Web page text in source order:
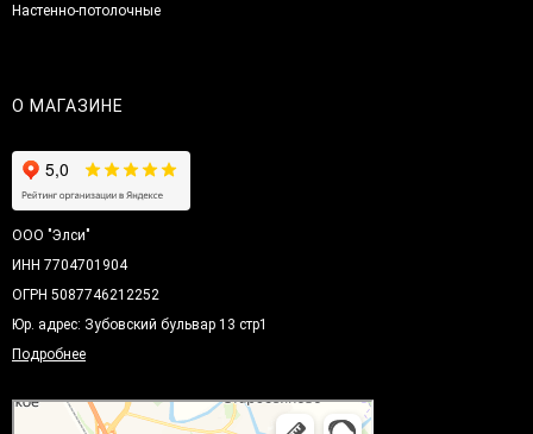
Настенно-потолочные
О МАГАЗИНЕ
ООО "Элси"
ИНН 7704701904
ОГРН 5087746212252
Юр. адрес: Зубовский бульвар 13 стр1
Подробнее